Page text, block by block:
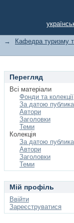
→
Кафедра туризму
Перегляд
Всі матеріали
Фонди та колекції
За датою
Автори
Заголовки
Теми
Колекція
За датою
Автори
Заголовки
Теми
Мій профіль
Ввійти
Зареєструватися